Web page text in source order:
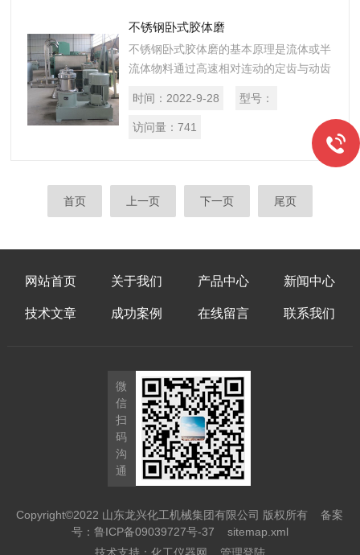
不锈钢卧式胶体磨
不锈钢卧式胶体磨的基本原理是流体或半
流体物料通过高速相对连动的定齿与动齿
及高频振动等作用，有效地被粉碎、乳
化、均质、温合，从而获得满意的精细加
时间： 2022-9-28 型号：
访问量： 741
首页 上一页 下一页 尾页
网站首页 关于我们 产品中心 新闻中心
技术文章 成功案例 在线留言 联系我们
微
信
扫
码
沟
通
Copyright©2022 山东龙兴化工机械集团有限公司 版权所有备案
号：鲁ICP备09039727号-37
sitemap.xml